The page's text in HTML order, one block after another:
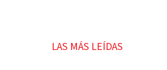
LAS MÁS LEÍDAS